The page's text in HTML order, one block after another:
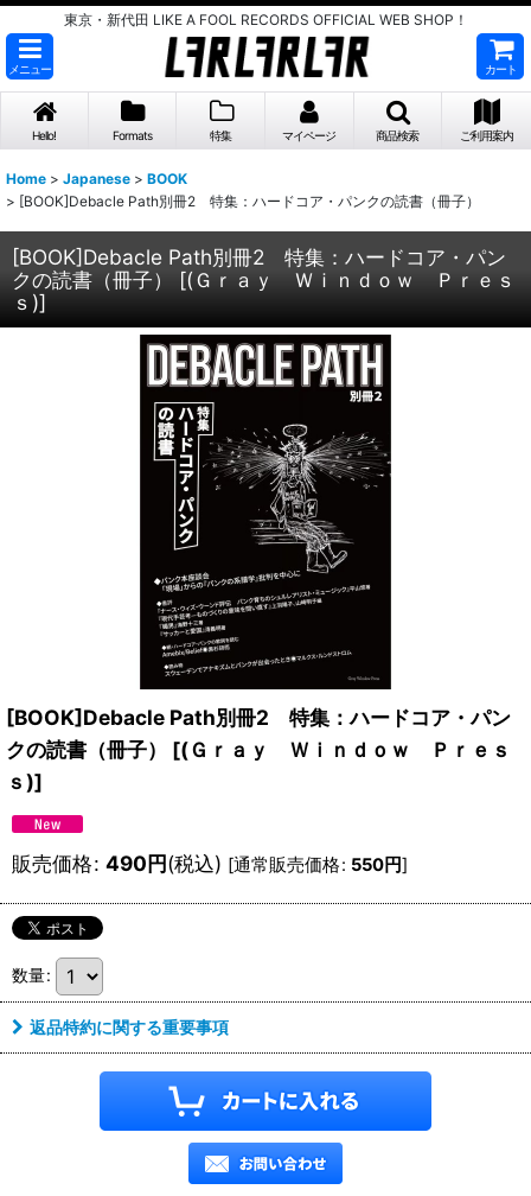
東京・新代田 LIKE A FOOL RECORDS OFFICIAL WEB SHOP！
メニュー カート
Hello! Formats 特集 マイページ 商品検索 ご利用案内
Home > Japanese > BOOK
> [BOOK]Debacle Path別冊2 特集：ハードコア・パンクの読書（冊子）
[BOOK]Debacle Path別冊2 特集：ハードコア・パン
クの読書（冊子）
[(Ｇｒａｙ Ｗｉｎｄｏｗ Ｐｒｅｓ
ｓ)]
[BOOK]Debacle Path別冊2 特集：ハードコア・パン
クの読書（冊子）
[(Ｇｒａｙ Ｗｉｎｄｏｗ Ｐｒｅｓ
ｓ)]
販売価格: 490円(税込) [通常販売価格: 550円]
数量:
返品特約に関する重要事項